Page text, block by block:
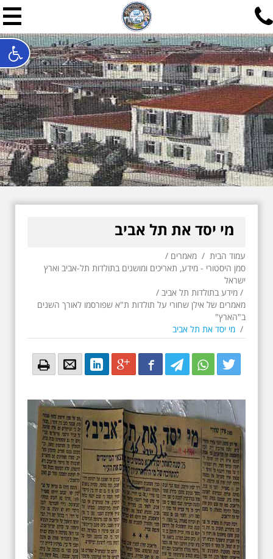
תל אביב שלי
תיור ישראלי בעריכת אילן
האתר המרכזי להיסטוריה של תל אביב ותולדות ארץ ישראל -
חייגו עכשיו:052-7747748
שלחו פנייה:ilan@mytelaviv.co.il
English עברית צור קשר
מי יסד את תל אביב
עמוד הבית / מאמרים /
סמן היסטורי - מידע, תאריכים ומושגים בתולדות תל-אביב וארץ
ישראל
/ מידע בתולדות תל אביב /
מאמרים של אילן שחורי על תולדות ת"א שפורסמו לאורך השנים
ב"הארץ"
/ מי יסד את תל אביב
Twitter
Twitter
Twitter
Facebook
Google+
LinkedIn
Email
Email